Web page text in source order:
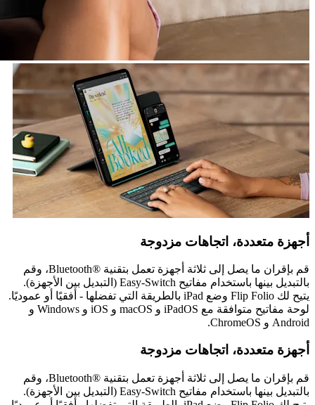
أجهزة متعددة، اتجاهات مزدوجة
قم بإقران ما يصل إلى ثلاثة أجهزة تعمل بتقنية Bluetooth®‎، وقم
بالتبديل بينها باستخدام مفاتيح Easy-Switch (التبديل بين الأجهزة).
يتيح لك Flip Folio وضع iPad بالطريقة التي تفضلها - أفقيًا أو عموديًا.
لوحة مفاتيح متوافقة مع iPadOS و macOS و iOS و Windows و
Android و ChromeOS.
أجهزة متعددة، اتجاهات مزدوجة
قم بإقران ما يصل إلى ثلاثة أجهزة تعمل بتقنية Bluetooth®‎، وقم
بالتبديل بينها باستخدام مفاتيح Easy-Switch (التبديل بين الأجهزة).